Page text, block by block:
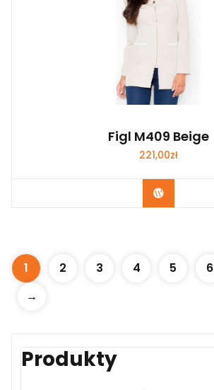
Figl M409 Beige
221,00zł
Kup Teraz
1 2 3 4 5 6
→
Produkty